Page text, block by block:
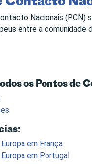
Nacionais (PCN)
entre a comunidade
os Pontos de
em França
em Portugal